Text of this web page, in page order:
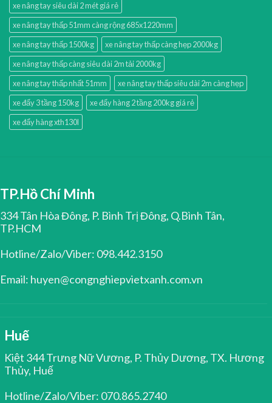
xe nâng tay siêu dài 2 mét giá rẻ
xe nâng tay thấp 51mm càng rộng 685x1220mm
xe nâng tay thấp 1500kg
xe nâng tay thấp càng hẹp 2000kg
xe nâng tay thấp càng siêu dài 2m tải 2000kg
xe nâng tay thấp nhất 51mm
xe nâng tay thấp siêu dài 2m càng hẹp
xe đẩy 3 tầng 150kg
xe đẩy hàng 2 tầng 200kg giá rẻ
xe đẩy hàng xth130l
TP.Hồ Chí Minh
334 Tân Hòa Đông, P. Bình Trị Đông, Q.Bình Tân,
TP.HCM
Hotline/Zalo/Viber: 098.442.3150
Email: huyen@congnghiepvietxanh.com.vn
Huế
Kiệt 344 Trưng Nữ Vương, P. Thủy Dương, TX. Hương
Thủy, Huế
Hotline/Zalo/Viber: 070.865.2740